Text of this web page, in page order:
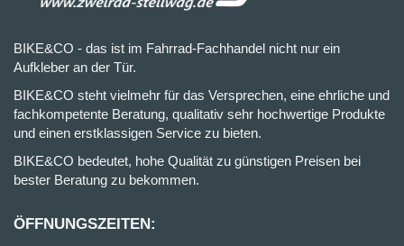
BIKE&CO - das ist im Fahrrad-Fachhandel nicht nur ein
Aufkleber an der Tür.
BIKE&CO steht vielmehr für das Versprechen, eine ehrliche und
fachkompetente Beratung, qualitativ sehr hochwertige Produkte
und einen erstklassigen Service zu bieten.
BIKE&CO bedeutet, hohe Qualität zu günstigen Preisen bei
bester Beratung zu bekommen.
ÖFFNUNGSZEITEN: